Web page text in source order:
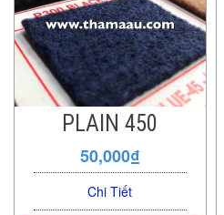
Los Angeles
185,000₫
Chi Tiết